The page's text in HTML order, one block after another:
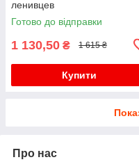
ленивцев
Готово до відправки
1 130,50 ₴ 1 615 ₴
Купити
Про нас